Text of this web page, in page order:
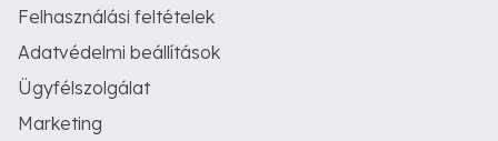
Felhasználási feltételek
Adatvédelmi beállítások
Ügyfélszolgálat
Marketing